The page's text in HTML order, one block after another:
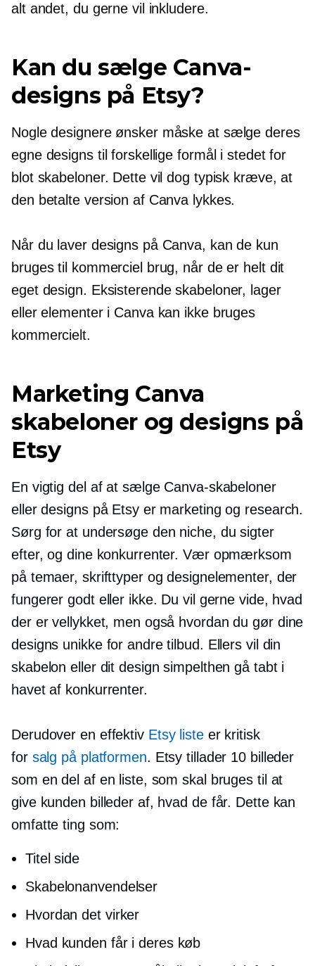
alt andet, du gerne vil inkludere.
Kan du sælge Canva-
designs på Etsy?
Nogle designere ønsker måske at sælge deres
egne designs til forskellige formål i stedet for
blot skabeloner. Dette vil dog typisk kræve, at
den betalte version af Canva lykkes.
Når du laver designs på Canva, kan de kun
bruges til kommerciel brug, når de er helt dit
eget design. Eksisterende skabeloner, lager
eller elementer i Canva kan ikke bruges
kommercielt.
Marketing Canva
skabeloner og designs på
Etsy
En vigtig del af at sælge Canva-skabeloner
eller designs på Etsy er marketing og research.
Sørg for at undersøge den niche, du sigter
efter, og dine konkurrenter. Vær opmærksom
på temaer, skrifttyper og designelementer, der
fungerer godt eller ikke. Du vil gerne vide, hvad
der er vellykket, men også hvordan du gør dine
designs unikke for andre tilbud. Ellers vil din
skabelon eller dit design simpelthen gå tabt i
havet af konkurrenter.
Derudover en effektiv Etsy listeer kritisk
for salg på platformen. Etsy tillader 10 billeder
som en del af en liste, som skal bruges til at
give kunden billeder af, hvad de får. Dette kan
omfatte ting som:
Titel side
Skabelonanvendelser
Hvordan det virker
Hvad kunden får i deres køb